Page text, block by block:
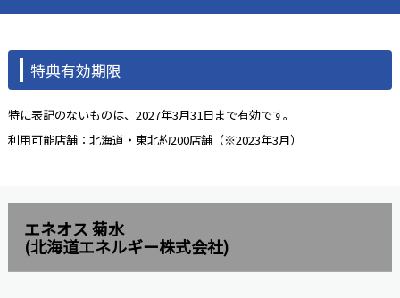
特典有効期限
特に表記のないものは、2027年3月31日まで有効です。
利用可能店舗：北海道・東北約200店舗（※2023年3月）
エネオス 菊水
(北海道エネルギー株式会社)